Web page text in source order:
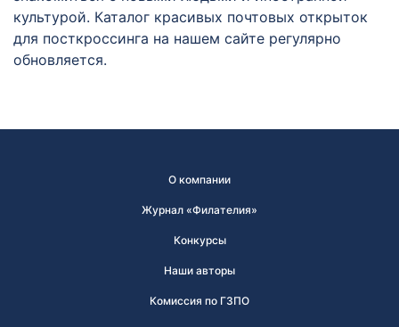
культурой. Каталог красивых почтовых открыток
для посткроссинга на нашем сайте регулярно
обновляется.
О компании
Журнал «Филателия»
Конкурсы
Наши авторы
Комиссия по ГЗПО